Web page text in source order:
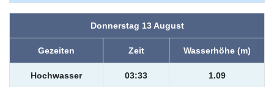
Donnerstag 13 August
Gezeiten Zeit Wasserhöhe (m)
Hochwasser 03:33 1.09